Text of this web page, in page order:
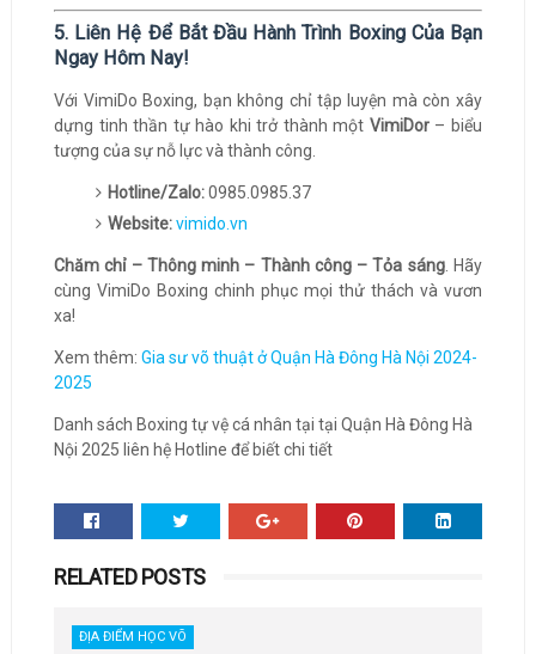
5. Liên Hệ Để Bắt Đầu Hành Trình Boxing Của Bạn
Ngay Hôm Nay!
Với VimiDo Boxing, bạn không chỉ tập luyện mà còn xây
dựng tinh thần tự hào khi trở thành một VimiDor– biểu
tượng của sự nỗ lực và thành công.
Hotline/Zalo:0985.0985.37
Website:vimido.vn
Chăm chỉ – Thông minh – Thành công – Tỏa sáng. Hãy
cùng VimiDo Boxing chinh phục mọi thử thách và vươn
xa!
Xem thêm: Gia sư võ thuật ở Quận Hà Đông Hà Nội 2024-
2025
Danh sách Boxing tự vệ cá nhân tại tại Quận Hà Đông Hà
Nội 2025 liên hệ Hotline để biết chi tiết
RELATED POSTS
ĐỊA ĐIỂM HỌC VÕ